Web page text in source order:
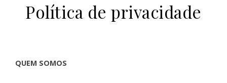
Política de privacidade
QUEM SOMOS